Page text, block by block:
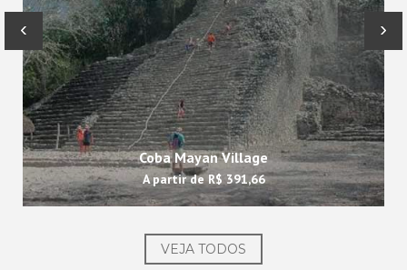
Coba Mayan Village
A partir deR$ 391,66
‹ ›
VEJA TODOS